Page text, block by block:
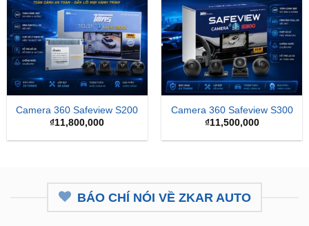
Camera 360 Safeview S200
₫11,800,000
Camera 360 Safeview S300
₫11,500,000
BÁO CHÍ NÓI VỀ ZKAR AUTO